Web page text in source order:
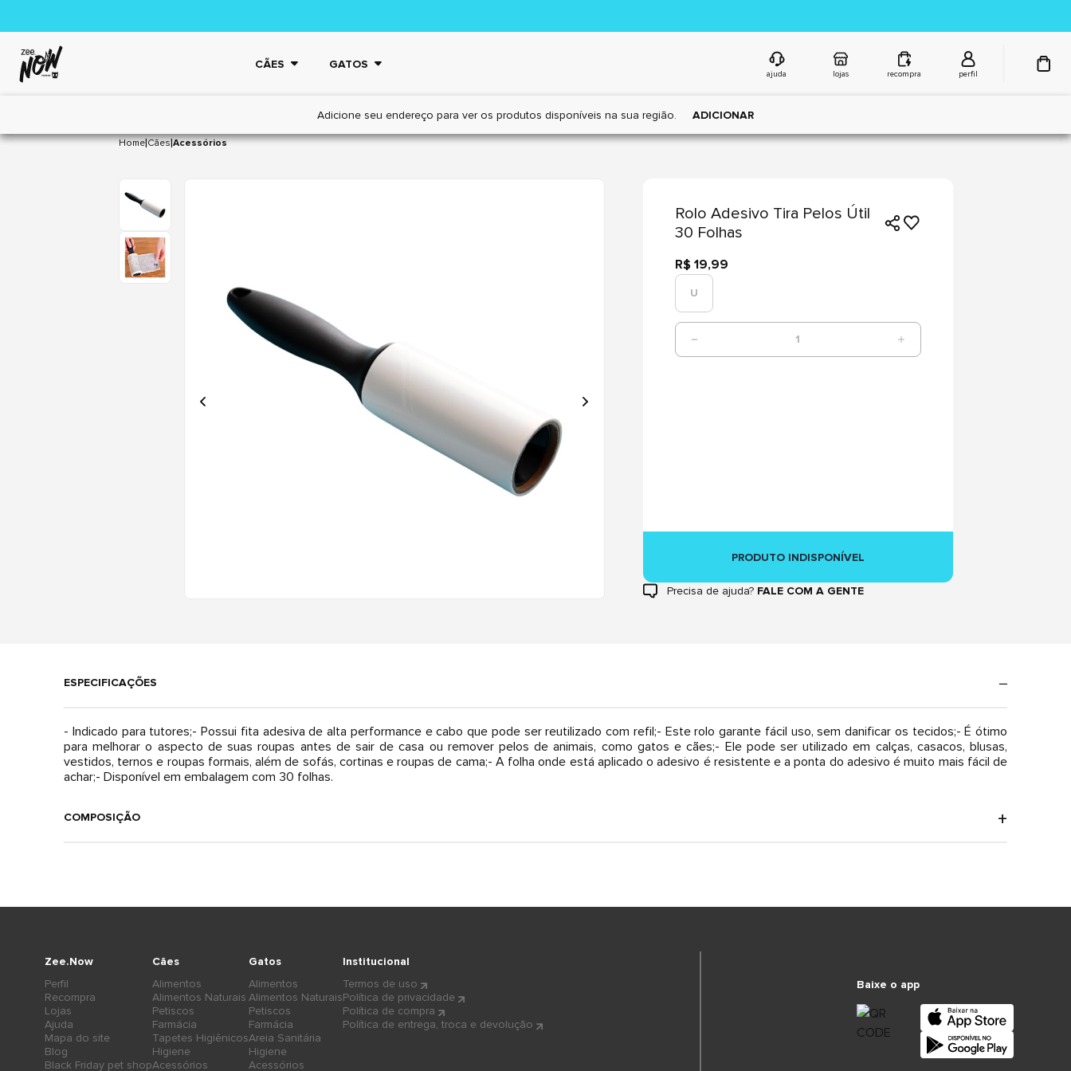
CÃES GATOS
ajuda lojas recompra perfil
Adicione seu endereço para ver os produtos disponíveis na sua região. ADICIONAR
Home|Cães|Acessórios
Rolo Adesivo Tira Pelos Útil
30 Folhas
R$ 19,99
U
1
PRODUTO INDISPONÍVEL
Precisa de ajuda? FALE COM A GENTE
ESPECIFICAÇÕES
- Indicado para tutores;- Possui fita adesiva de alta performance e cabo que pode ser reutilizado com refil;- Este rolo garante fácil uso, sem danificar os tecidos;- É ótimo
para melhorar o aspecto de suas roupas antes de sair de casa ou remover pelos de animais, como gatos e cães;- Ele pode ser utilizado em calças, casacos, blusas,
vestidos, ternos e roupas formais, além de sofás, cortinas e roupas de cama;- A folha onde está aplicado o adesivo é resistente e a ponta do adesivo é muito mais fácil de
achar;- Disponível em embalagem com 30 folhas.
COMPOSIÇÃO
Cães
Alimentos
Alimentos Naturais
Petiscos
Farmácia
Tapetes Higiênicos
Higiene
Acessórios
Gatos
Alimentos
Alimentos Naturais
Petiscos
Farmácia
Areia Sanitária
Higiene
Acessórios
Zee.Now
Perfil
Recompra
Lojas
Ajuda
Mapa do site
Blog
Black Friday pet shop
Institucional
Termos de uso
Política de privacidade
Política de compra
Política de entrega, troca e devolução
Baixe o app